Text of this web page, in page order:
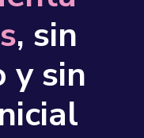
, sin
y sin